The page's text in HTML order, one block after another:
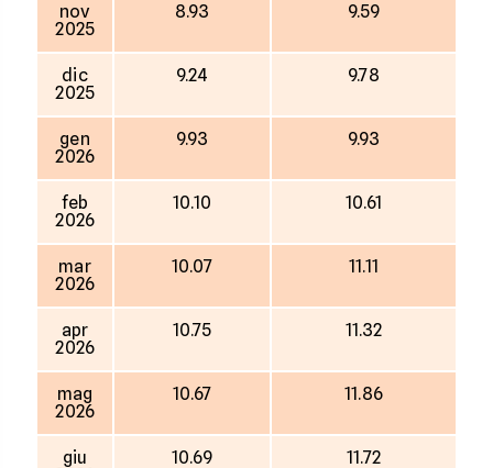
nov
2025
8.93 9.59
dic
2025
9.24 9.78
gen
2026
9.93 9.93
feb
2026
10.10 10.61
mar
2026
10.07 11.11
apr
2026
10.75 11.32
mag
2026
10.67 11.86
giu
10.69 11.72